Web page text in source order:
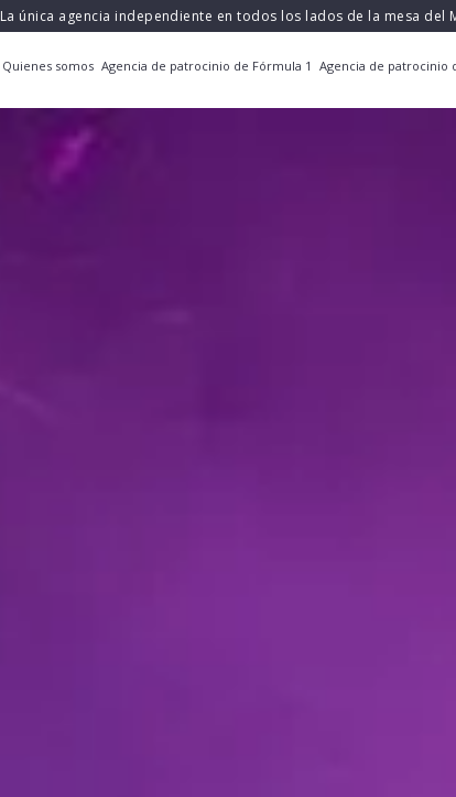
La única agencia independiente en todos los lados de la mesa
Quienes somos Agencia de patrocinio de Fórmula 1 Agencia de patrocinio